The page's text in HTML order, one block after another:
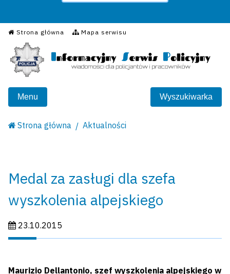
Strona główna Mapa serwisu
Informacyjny Serwis
Menu Wyszukiwarka
Strona główna Aktualności
Medal za zasługi dla szefa
wyszkolenia alpejskiego
Data publikacji:
23.10.2015
Maurizio Dellantonio, szef wyszkolenia alpejskiego w